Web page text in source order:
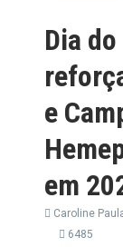
Dia
e
em
Caroline
6485